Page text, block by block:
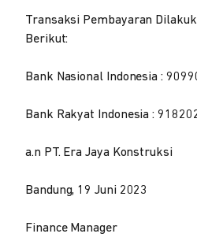
Transaksi Pembayaran
Berikut:
Bank Nasional Indonesia :
Bank Rakyat Indonesia :
a.n PT. Era Jaya Konstruksi
Bandung, 19 Juni 2023
Finance Manager